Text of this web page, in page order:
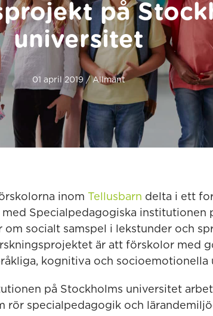
på
universitet
01 april 2019 / Allmänt
inom Tellusbarn delta i ett
Specialpedagogiska institutionen
om socialt samspel i lekstunder och
är att förskolor med
kognitiva och socioemotionella
på Stockholms universitet
rör specialpedagogik och